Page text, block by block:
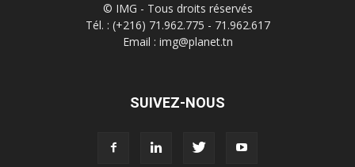
© IMG - Tous droits réservés
Tél. : (+216) 71.962.775 - 71.962.617
Email : img@planet.tn
SUIVEZ-NOUS